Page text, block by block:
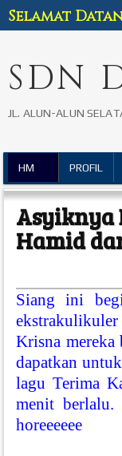
SDN
JL. ALUN-ALUN
Selamat
HM PROFIL
Asyiknya
Hamid
Siang ini
Krisna mereka
dapatkan
lagu Terima
menit
horeeeeee